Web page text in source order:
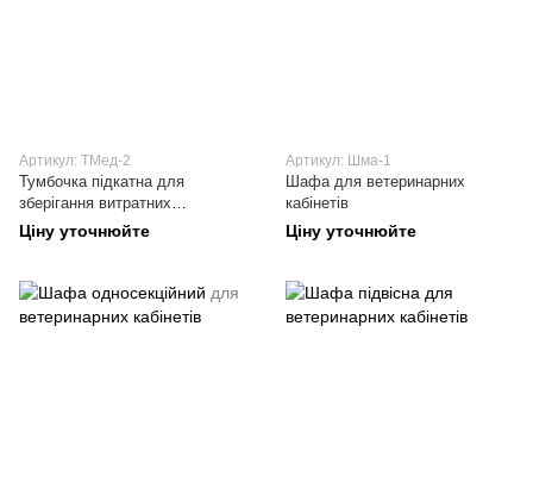
Артикул: ТМед-2
Тумбочка підкатна для
зберігання витратних
матеріалів
Ціну уточнюйте
Артикул: Шма-1
Шафа для ветеринарних
кабінетів
Ціну уточнюйте